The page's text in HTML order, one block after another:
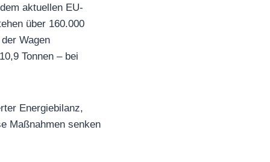
aktuellen EU-
über 160.000
Wagen
Tonnen – bei
Energiebilanz,
Maßnahmen senken